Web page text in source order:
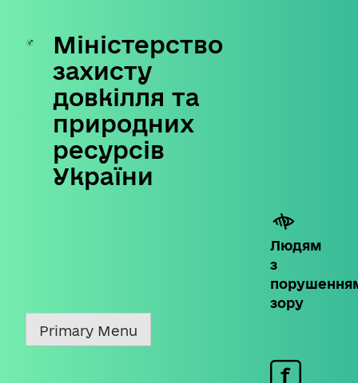
Skip
content
Міністерство
захисту
довкілля та
природних
ресурсів
України
Людям
з
зору
Primary Menu